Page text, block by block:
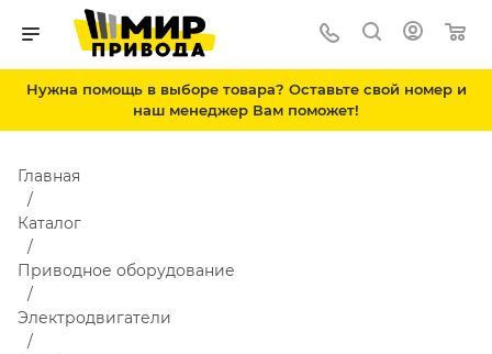
Нужна помощь в выборе товара? Оставьте свой номер и
наш менеджер Вам поможет!
Главная
Каталог
Приводное оборудование
Электродвигатели